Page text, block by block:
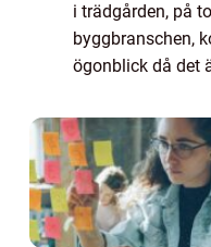
i trädgården, på
byggbranschen,
ögonblick då det